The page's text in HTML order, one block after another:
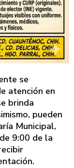
se
atención en
brinda
pueden
Municipal,
9:00 de la